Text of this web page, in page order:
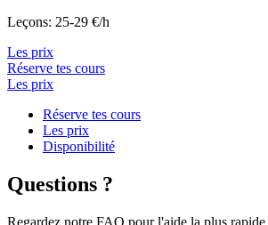
Leçons: 25-29 €/h
Les prix
Réserve tes cours
Les prix
Réserve tes cours
Les prix
Disponibilité
Questions ?
Regardez notre FAQ pour l'aide la plus rapide.